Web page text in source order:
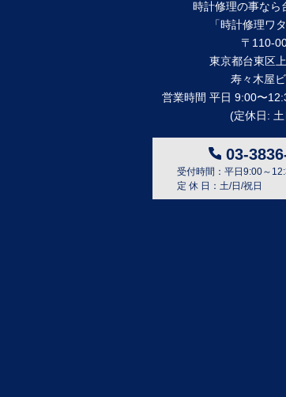
時計修理の事なら
「時計修理ワ
〒110-
東京都台東区
寿々⽊屋
営業時間 平⽇ 9:00〜
(定休⽇:
03-
受付時間：平日9:00～
定 休 日：土/日/祝日